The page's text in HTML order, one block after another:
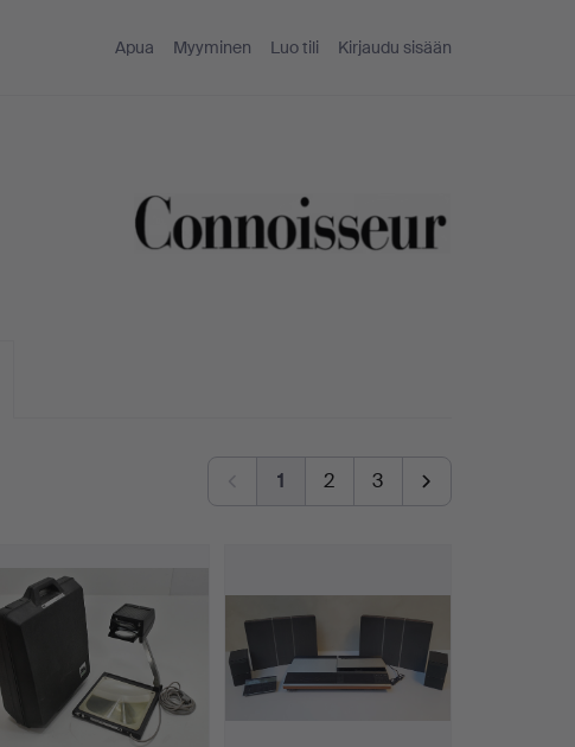
Apua Myyminen Luo tili Kirjaudu sisään
1 2 3